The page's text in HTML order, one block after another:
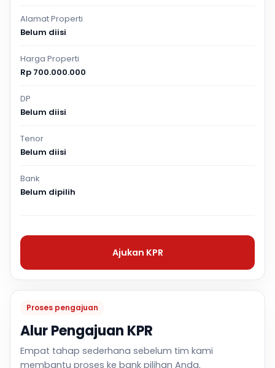
Proses pengajuan
Alur Pengajuan KPR
Empat tahap sederhana sebelum tim kami
membantu proses ke bank pilihan Anda.
Alamat Properti
Belum diisi
Harga Properti
Rp 700.000.000
DP
Belum diisi
Tenor
Belum diisi
Bank
Belum dipilih
Ajukan KPR